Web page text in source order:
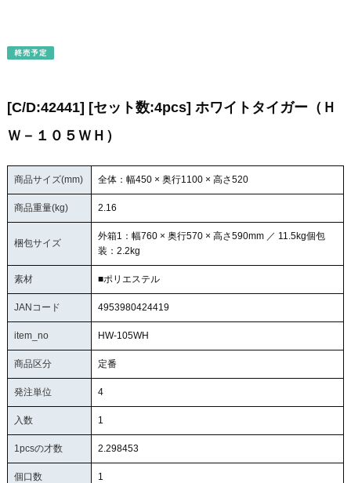
[C/D:42441] [セット数:4pcs] ホワイトタイガー（Ｈ
Ｗ－１０５ＷＨ）
商品サイズ(mm) 全体：幅450 × 奥行1100 × 高さ520
商品重量(kg) 2.16
梱包サイズ
外箱1：幅760 × 奥行570 × 高さ590mm ／ 11.5kg個包
装：2.2kg
素材 ■ポリエステル
JANコード 4953980424419
item_no HW-105WH
商品区分 定番
発注単位 4
入数 1
1pcsの才数 2.298453
個口数 1